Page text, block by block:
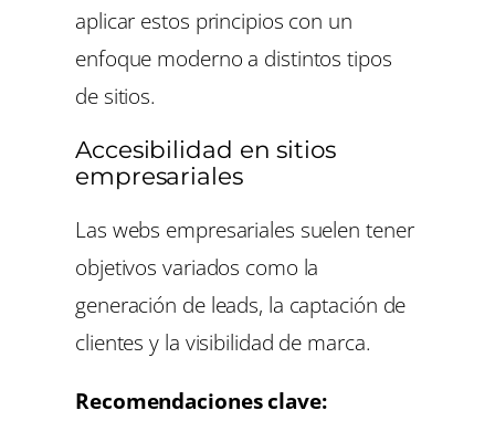
aplicar estos principios con un
enfoque moderno a distintos tipos
de sitios.
Accesibilidad en sitios
empresariales
Las webs empresariales suelen tener
objetivos variados como la
generación de leads, la captación de
clientes y la visibilidad de marca.
Recomendaciones clave: